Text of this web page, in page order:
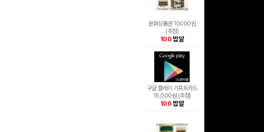
문화상품권 10000원
(추첨)
100 밥알
구글 플레이 기프트카드
15,000원 (추첨)
100 밥알